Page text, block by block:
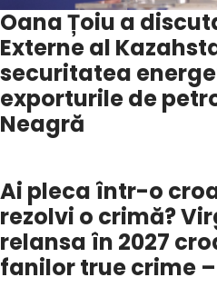
Oana Țoiu a
Externe al
securitatea
exporturile de
Neagră
Ai pleca într-o
rezolvi o crimă?
relansa în 2027
fanilor true crime